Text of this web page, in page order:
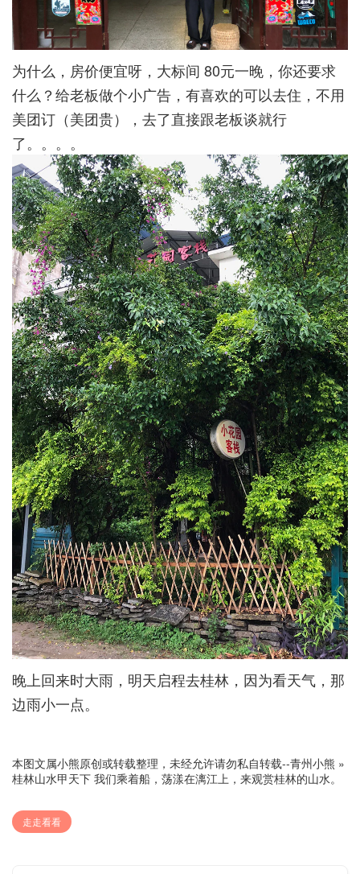
为什么，房价便宜呀，大标间 80元一晚，你还要求
什么？给老板做个小广告，有喜欢的可以去住，不用
美团订（美团贵），去了直接跟老板谈就行
了。。。。
晚上回来时大雨，明天启程去桂林，因为看天气，那
边雨小一点。
本图文属小熊原创或转载整理，未经允许请勿私自转载--青州小熊 »
桂林山水甲天下 我们乘着船，荡漾在漓江上，来观赏桂林的山水。
走走看看